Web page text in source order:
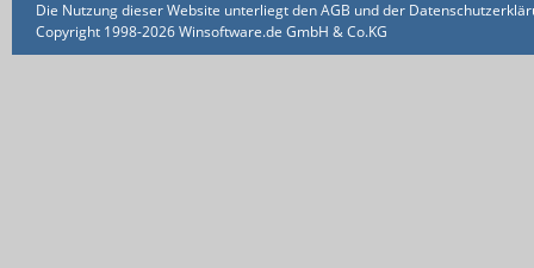
Die Nutzung dieser Website unterliegt den AGB und der
Copyright 1998-2026 Winsoftware.de GmbH & Co.KG